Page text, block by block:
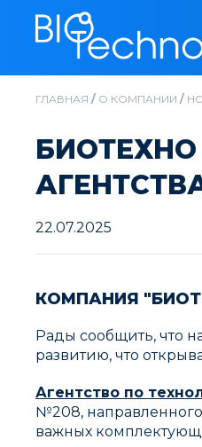
ГЛАВНАЯ / О КОМПАНИИ /
22.07.2025
КОМПАНИЯ
Рады сообщить, что
развитию, что
Агентство по
№208,
важных